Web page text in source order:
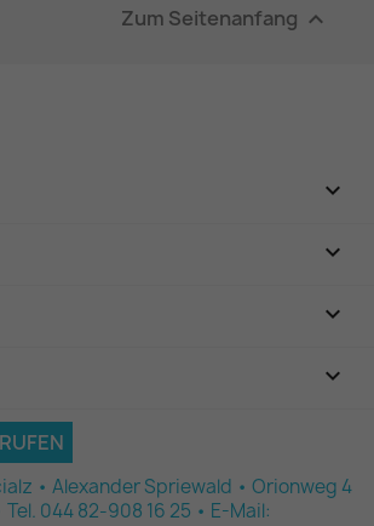
Zum Seitenanfang 



keyboard_arrow_down
• Alexander Spriewald • Orionweg 4
044 82-908 16 25 • E-Mail: